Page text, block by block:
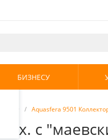
БИЗНЕСУ
/ Aquasfera 9501
с